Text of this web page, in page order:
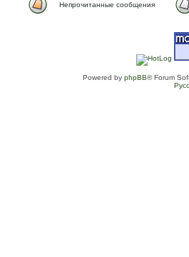
Непрочитанные сообщения
Powered by phpBB® Forum